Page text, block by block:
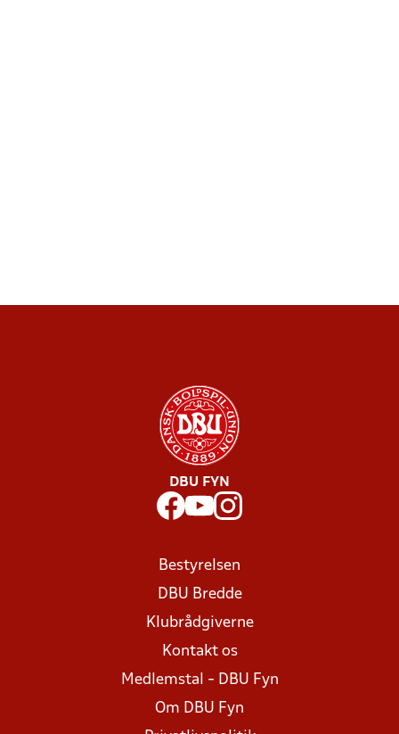
DBU FYN
Bestyrelsen
DBU Bredde
Klubrådgiverne
Kontakt os
Medlemstal - DBU Fyn
Om DBU Fyn